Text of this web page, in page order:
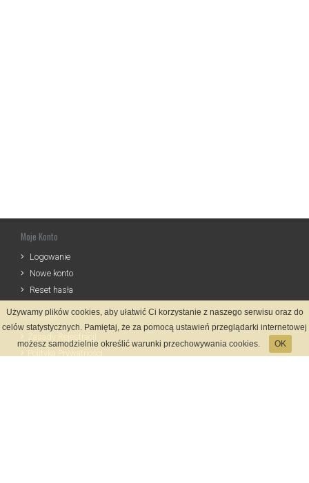
Moje Konto
Logowanie
Nowe konto
Reset hasła
Informacje
Używamy plików cookies, aby ułatwić Ci korzystanie z naszego serwisu oraz do
celów statystycznych. Pamiętaj, że za pomocą ustawień przeglądarki internetowej
możesz samodzielnie określić warunki przechowywania cookies.
OK